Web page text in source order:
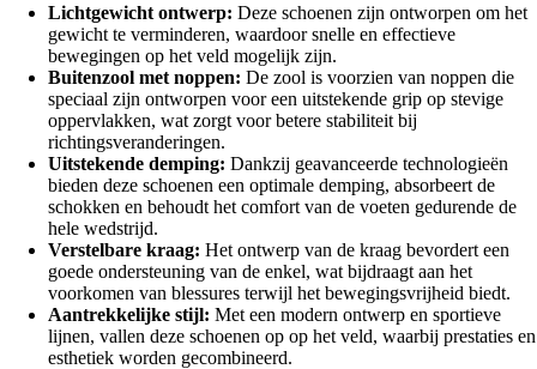
Lichtgewicht ontwerp: Deze schoenen zijn ontworpen om het
gewicht te verminderen, waardoor snelle en effectieve
bewegingen op het veld mogelijk zijn.
Buitenzool met noppen: De zool is voorzien van noppen die
speciaal zijn ontworpen voor een uitstekende grip op stevige
oppervlakken, wat zorgt voor betere stabiliteit bij
richtingsveranderingen.
Uitstekende demping: Dankzij geavanceerde technologieën
bieden deze schoenen een optimale demping, absorbeert de
schokken en behoudt het comfort van de voeten gedurende de
hele wedstrijd.
Verstelbare kraag: Het ontwerp van de kraag bevordert een
goede ondersteuning van de enkel, wat bijdraagt aan het
voorkomen van blessures terwijl het bewegingsvrijheid biedt.
Aantrekkelijke stijl: Met een modern ontwerp en sportieve
lijnen, vallen deze schoenen op op het veld, waarbij prestaties en
esthetiek worden gecombineerd.